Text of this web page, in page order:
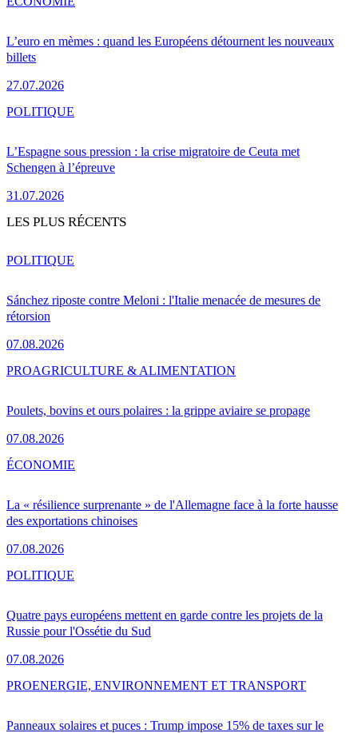
L’euro en mèmes : quand les Européens détournent les nouveaux
billets
27.07.2026
L’Espagne sous pression : la crise migratoire de Ceuta met
Schengen à l’épreuve
31.07.2026
POLITIQUE
LES PLUS RÉCENTS
Sánchez riposte contre Meloni : l'Italie menacée de mesures de
rétorsion
07.08.2026
POLITIQUE
Poulets, bovins et ours polaires : la grippe aviaire se propage
07.08.2026
PROAGRICULTURE & ALIMENTATION
La « résilience surprenante » de l'Allemagne face à la forte hausse
des exportations chinoises
07.08.2026
ÉCONOMIE
Quatre pays européens mettent en garde contre les projets de la
Russie pour l'Ossétie du Sud
07.08.2026
POLITIQUE
Panneaux solaires et puces : Trump impose 15% de taxes sur le
PROENERGIE, ENVIRONNEMENT ET TRANSPORT